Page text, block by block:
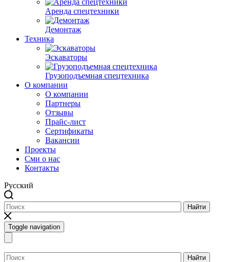
Аренда спецтехники
Демонтаж
Техника
Эскаваторы
Грузоподъемная спецтехника
О компании
О компании
Партнеры
Отзывы
Прайс-лист
Сертификаты
Вакансии
Проекты
Сми о нас
Контакты
Русский
Найти
Toggle navigation
Найти